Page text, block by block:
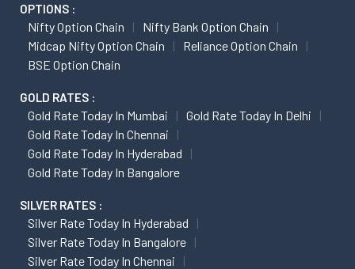
OPTIONS :
Nifty Option Chain
Nifty Bank Option Chain
Midcap Nifty Option Chain
Reliance Option Chain
BSE Option Chain
GOLD RATES :
Gold Rate Today In Mumbai
Gold Rate Today In Delhi
Gold Rate Today In Chennai
Gold Rate Today In Hyderabad
Gold Rate Today In Bangalore
SILVER RATES :
Silver Rate Today In Hyderabad
Silver Rate Today In Bangalore
Silver Rate Today In Chennai